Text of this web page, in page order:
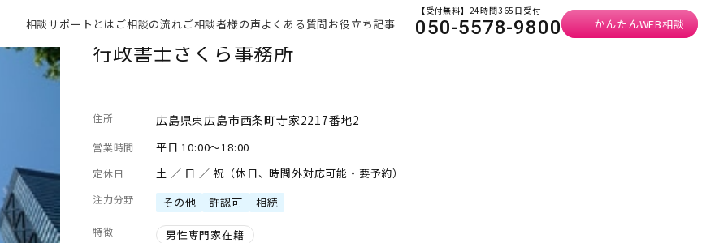
相談サポートとは ご相談の流れご相談者様の声よくある質問お役立ち記事
【受付無料】24時間365日受付
050-5578-9800 かんたんWEB相談
行政書士さくら事務所
住所 広島県東広島市西条町寺家2217番地2
営業時間 平日 10:00～18:00
定休日 土 ／ 日 ／ 祝（休日、時間外対応可能・要予約）
注力分野 その他 許認可 相続
特徴 男性専門家在籍